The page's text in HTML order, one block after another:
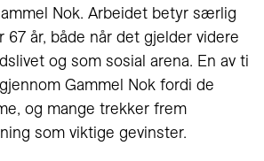
Nok. Arbeidet betyr særlig
67 år, både når det gjelder videre
og som sosial arena. En av ti
Gammel Nok fordi de
og mange trekker frem
som viktige gevinster.